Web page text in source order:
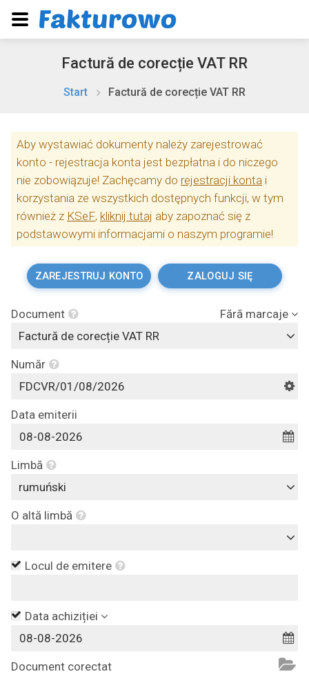
Factură de corecție VAT RR
Start Factură de corecție VAT RR
Aby wystawiać dokumenty należy zarejestrować
konto - rejestracja konta jest bezpłatna i do niczego
nie zobowiązuje! Zachęcamy do rejestracji konta i
korzystania ze wszystkich dostępnych funkcji, w tym
również z KSeF, kliknij tutaj aby zapoznać się z
podstawowymi informacjami o naszym programie!
ZAREJESTRUJ KONTO ZALOGUJ SIĘ
Document
Fără marcaje
Factură de corecție VAT RR
Număr
Data emiterii
Limbă
rumuński
O altă limbă
Locul de emitere
Data achiziției
Document corectat